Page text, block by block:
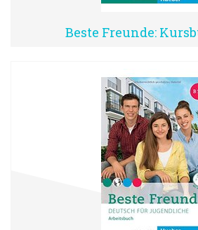
Beste Freunde: